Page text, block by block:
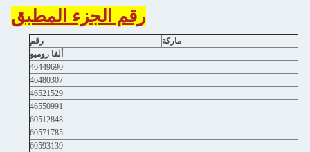
رقم الجزء المطبق
ماركة
رقم
ألفا روميو
46449690
46480307
46521529
46550991
60512848
60571785
60593139